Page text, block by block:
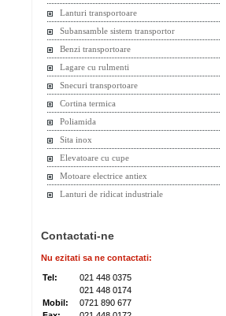
Lanturi transportoare
Subansamble sistem transportor
Benzi transportoare
Lagare cu rulmenti
Snecuri transportoare
Cortina termica
Poliamida
Sita inox
Elevatoare cu cupe
Motoare electrice antiex
Lanturi de ridicat industriale
Contactati-ne
Nu ezitati sa ne contactati:
Tel:
021 448 0375
021 448 0174
Mobil:
0721 890 677